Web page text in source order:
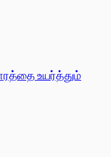
உயர்த்தும்